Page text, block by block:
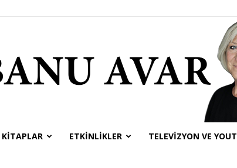
KITAPLAR ETKINLIKLER TELEVIZYON VE